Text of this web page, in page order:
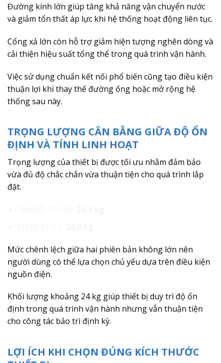
Đường kính lớn giúp tăng khả năng vận chuyển nước
và giảm tổn thất áp lực khi hệ thống hoạt động liên tục.
Cổng xả lớn còn hỗ trợ giảm hiện tượng nghẽn dòng và
cải thiện hiệu suất tổng thể trong quá trình vận hành.
Việc sử dụng chuẩn kết nối phổ biến cũng tạo điều kiện
thuận lợi khi thay thế đường ống hoặc mở rộng hệ
thống sau này.
TRỌNG LƯỢNG CÂN BẰNG GIỮA ĐỘ ỔN
ĐỊNH VÀ TÍNH LINH HOẠT
Trọng lượng của thiết bị được tối ưu nhằm đảm bảo
vừa đủ độ chắc chắn vừa thuận tiện cho quá trình lắp
đặt.
Mức chênh lệch giữa hai phiên bản không lớn nên
người dùng có thể lựa chọn chủ yếu dựa trên điều kiện
nguồn điện.
Khối lượng khoảng 24 kg giúp thiết bị duy trì độ ổn
định trong quá trình vận hành nhưng vẫn thuận tiện
cho công tác bảo trì định kỳ.
LỢI ÍCH KHI CHỌN ĐÚNG KÍCH THƯỚC